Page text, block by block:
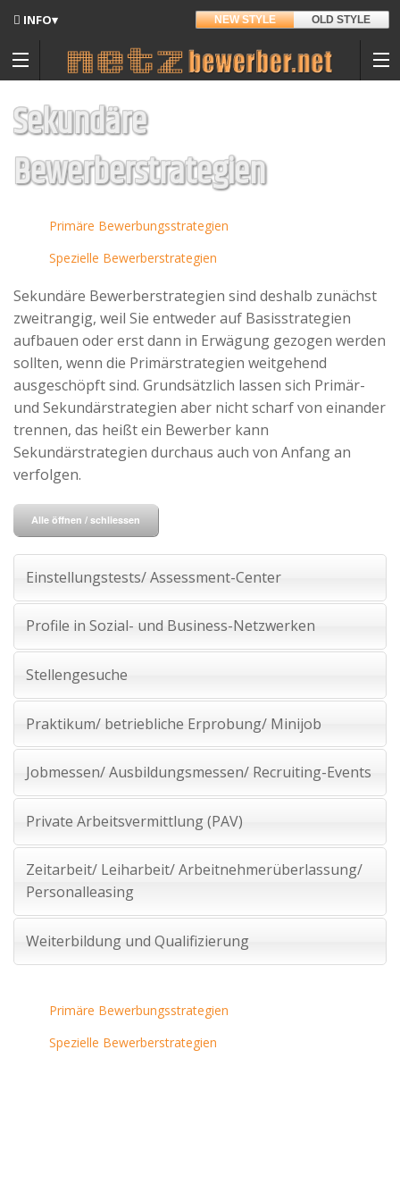
NEW STYLE OLD STYLE
INFO▾
Updates
Entwickler
Hintergrund
Kontakt
Datenschutz
Nutzungsbedingungen
Spenden
Advertiser
Sekundäre
Bewerberstrategien
Primäre Bewerbungsstrategien
Spezielle Bewerberstrategien
Sekundäre Bewerberstrategien sind deshalb zunächst
zweitrangig, weil Sie entweder auf Basisstrategien
aufbauen oder erst dann in Erwägung gezogen werden
sollten, wenn die Primärstrategien weitgehend
ausgeschöpft sind. Grundsätzlich lassen sich Primär-
und Sekundärstrategien aber nicht scharf von einander
trennen, das heißt ein Bewerber kann
Sekundärstrategien durchaus auch von Anfang an
verfolgen.
Alle öffnen / schliessen
Einstellungstests/ Assessment-Center
Profile in Sozial- und Business-Netzwerken
Stellengesuche
Praktikum/ betriebliche Erprobung/ Minijob
Jobmessen/ Ausbildungsmessen/ Recruiting-Events
Private Arbeitsvermittlung (PAV)
Zeitarbeit/ Leiharbeit/ Arbeitnehmerüberlassung/
Personalleasing
Weiterbildung und Qualifizierung
Primäre Bewerbungsstrategien
Spezielle Bewerberstrategien